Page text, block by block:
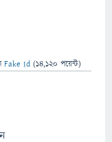
Fake Id (14,120 পয়েন্ট)